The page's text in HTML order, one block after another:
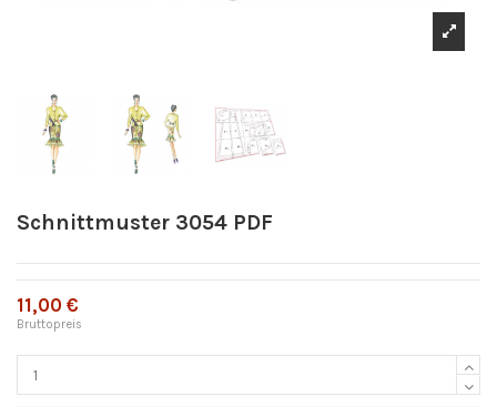
Schnittmuster 3054 PDF
11,00 €
Bruttopreis